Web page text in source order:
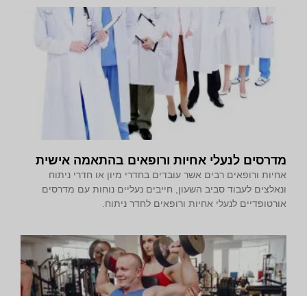
מדרסים לנעלי אחיות ורופאים בהתאמה אישית
אחיות ורופאים רבים אשר עובדים בחדרי מיון או חדרי ניתוח
ונאלצים לעבוד סביב השעון, חייבים נעליים נוחות עם מדרסים
אורטופדיים לנעלי אחיות ורופאים לחדר ניתוח.